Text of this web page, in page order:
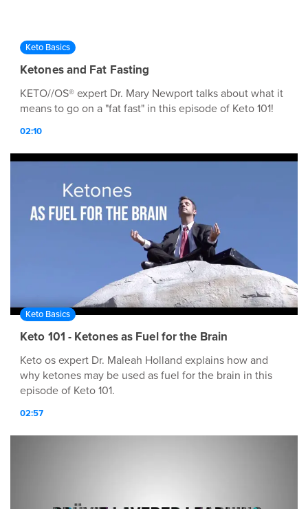
Keto Basics
Ketones and Fat Fasting
KETO//OS® expert Dr. Mary Newport talks about what it
means to go on a "fat fast" in this episode of Keto 101!
02:10
Keto Basics
Keto 101 - Ketones as Fuel for the Brain
Keto os expert Dr. Maleah Holland explains how and
why ketones may be used as fuel for the brain in this
episode of Keto 101.
02:57